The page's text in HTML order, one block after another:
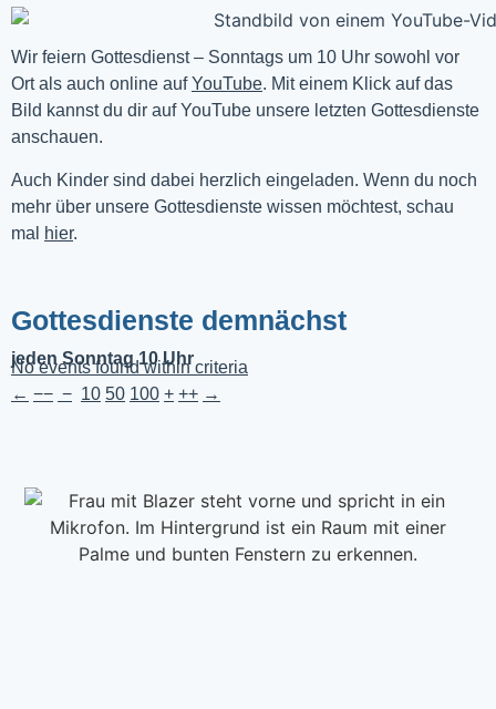
Wir feiern Gottesdienst – Sonntags um 10 Uhr sowohl vor
Ort als auch online auf YouTube. Mit einem Klick auf das
Bild kannst du dir auf YouTube unsere letzten Gottesdienste
anschauen.
Auch Kinder sind dabei herzlich eingeladen. Wenn du noch
mehr über unsere Gottesdienste wissen möchtest, schau
mal
hier.
Gottesdienste demnächst
jeden Sonntag 10 Uhr
No events found within criteria
← −− − 10 50 100 + ++ →